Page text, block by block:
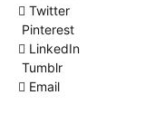
Twitter
Pinterest
LinkedIn
Tumblr
Email